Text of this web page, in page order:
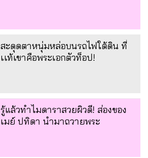
สะดุดตาหนุ่มหล่อบนรถไฟใต้ดิน ที่
เเท้เขาคือพระเอกตัวท็อป!
รู้แล้วทำไมดาราสวยผิวดี! ส่องของ
เมย์ ปทิดา นำมาถวายพระ